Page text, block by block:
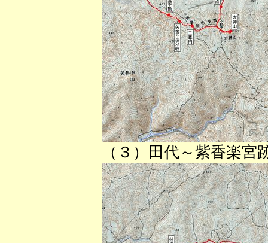
（３）田代～紫香楽宮